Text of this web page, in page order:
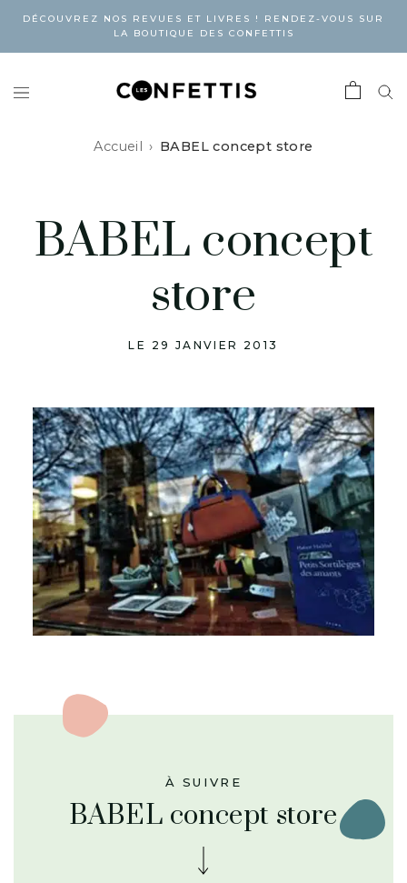
DÉCOUVREZ NOS REVUES ET LIVRES ! RENDEZ-VOUS SUR
LA BOUTIQUE DES CONFETTIS
Accueil BABEL concept store
BABEL concept
store
LE 29 JANVIER 2013
À SUIVRE
BABEL concept store